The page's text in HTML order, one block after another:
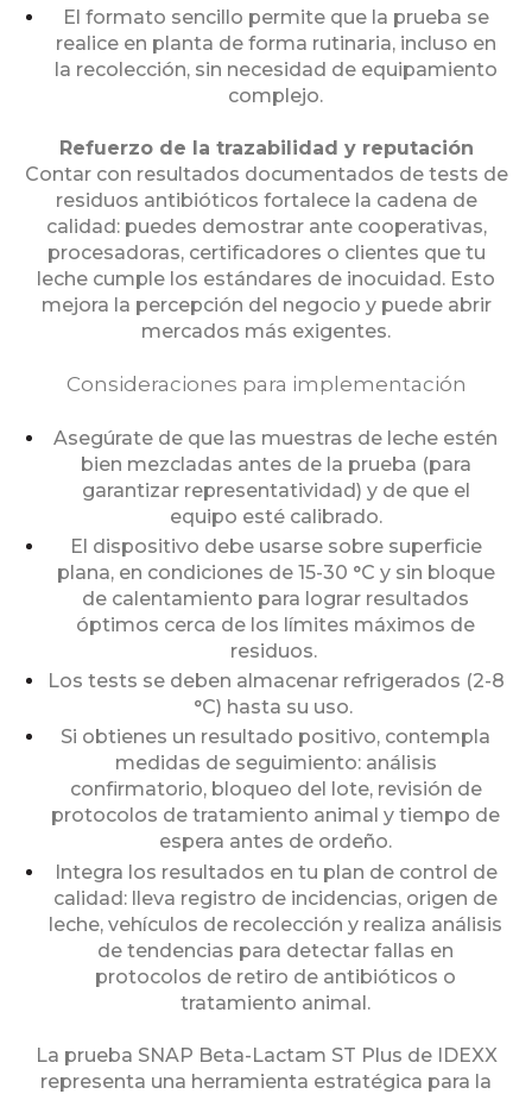
El formato sencillo permite que la prueba se
realice en planta de forma rutinaria, incluso en
la recolección, sin necesidad de equipamiento
complejo.
Refuerzo de la trazabilidad y reputación
Contar con resultados documentados de tests de
residuos antibióticos fortalece la cadena de
calidad: puedes demostrar ante cooperativas,
procesadoras, certificadores o clientes que tu
leche cumple los estándares de inocuidad. Esto
mejora la percepción del negocio y puede abrir
mercados más exigentes.
Consideraciones para implementación
Asegúrate de que las muestras de leche estén
bien mezcladas antes de la prueba (para
garantizar representatividad) y de que el
equipo esté calibrado.
El dispositivo debe usarse sobre superficie
plana, en condiciones de 15-30 °C y sin bloque
de calentamiento para lograr resultados
óptimos cerca de los límites máximos de
residuos.
Los tests se deben almacenar refrigerados (2-8
°C) hasta su uso.
Si obtienes un resultado positivo, contempla
medidas de seguimiento: análisis
confirmatorio, bloqueo del lote, revisión de
protocolos de tratamiento animal y tiempo de
espera antes de ordeño.
Integra los resultados en tu plan de control de
calidad: lleva registro de incidencias, origen de
leche, vehículos de recolección y realiza análisis
de tendencias para detectar fallas en
protocolos de retiro de antibióticos o
tratamiento animal.
La prueba SNAP Beta-Lactam ST Plus de IDEXX
representa una herramienta estratégica para la